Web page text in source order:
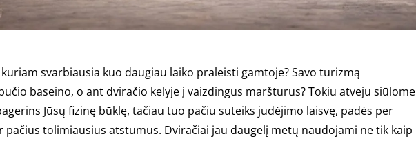
svarbiausia kuo daugiau laiko praleisti gamtoje? Savo turizmą
baseino, o ant dviračio kelyje į vaizdingus maršturus? Tokiu atveju siūlome
Jūsų fizinę būklę, tačiau tuo pačiu suteiks judėjimo laisvę, padės per
tolimiausius atstumus. Dviračiai jau daugelį metų naudojami ne tik kaip